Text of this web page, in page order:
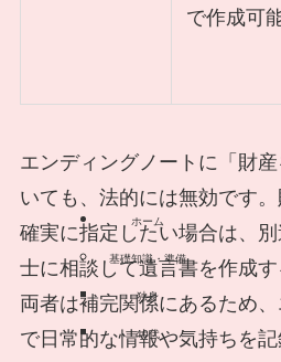
で作成可
エンディングノートに「財
いても、法的には無効です
確実に指定したい場合は、
士に相談して遺言書を作成す
両者は補完関係にあるため
で日常的な情報や気持ちを
ホーム
基礎知識・準備
独身
40代